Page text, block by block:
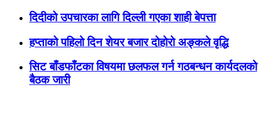
दिदीको उपचारका लागि दिल्ली गएका शाही बेपत्ता
हप्ताको पहिलो दिन शेयर बजार दोहोरो अङ्कले वृद्धि
सिट बाँडफाँटका विषयमा छलफल गर्न गठबन्धन कार्यदलको
बैठक जारी